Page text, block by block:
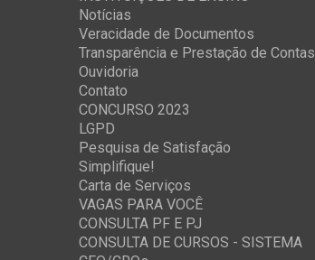
Notícias
Veracidade de Documentos
Transparência e Prestação de Contas
Ouvidoria
Contato
CONCURSO 2023
LGPD
Pesquisa de Satisfação
Simplifique!
Carta de Serviços
VAGAS PARA VOCÊ
CONSULTA PF E PJ
CONSULTA DE CURSOS - SISTEMA